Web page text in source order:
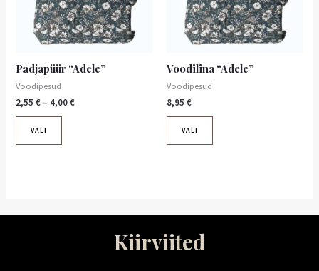
Padjapüür “Adele”
Voodipesud
2,55€ – 4,00€
VALI
Valikuid
saab
teha
tootelehel.
Voodilina “Adele”
Voodipesud
8,95 €
VALI
Valikuid
saab
teha
tootelehel.
Kiirviited